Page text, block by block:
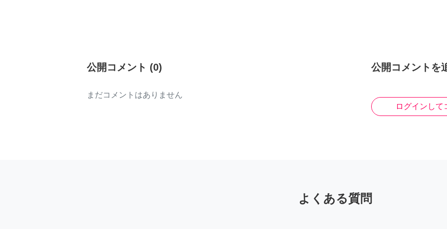
公開コメント (0)
まだコメントはありません
公開コメントを
ログインして
よくある質問